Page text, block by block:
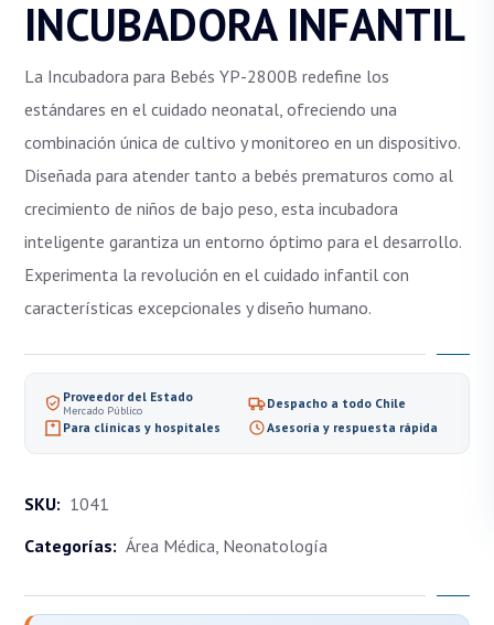
INCUBADORA INFANTIL
La Incubadora para Bebés YP-2800B redefine los
estándares en el cuidado neonatal, ofreciendo una
combinación única de cultivo y monitoreo en un dispositivo.
Diseñada para atender tanto a bebés prematuros como al
crecimiento de niños de bajo peso, esta incubadora
inteligente garantiza un entorno óptimo para el desarrollo.
Experimenta la revolución en el cuidado infantil con
características excepcionales y diseño humano.
Proveedor del Estado
Mercado Público
Despacho a todo Chile
Para clínicas y hospitales
Asesoría y respuesta rápida
SKU: 1041
Categorías: Área Médica, Neonatología